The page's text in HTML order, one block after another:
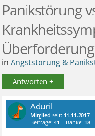
Panikstörung
Überforderung
inAngststörung &
Antworten +
Aduril
Mitglied seit: 11.11.2017
Beiträge:41 Danke: 18